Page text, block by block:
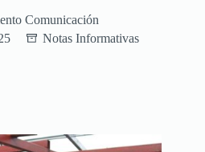
Comunicación
Notas Informativas